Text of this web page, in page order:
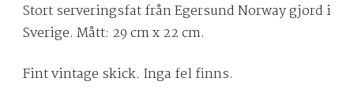
Stort serveringsfat från Egersund Norway gjord i
Sverige. Mått: 29 cm x 22 cm.
Fint vintage skick. Inga fel finns.